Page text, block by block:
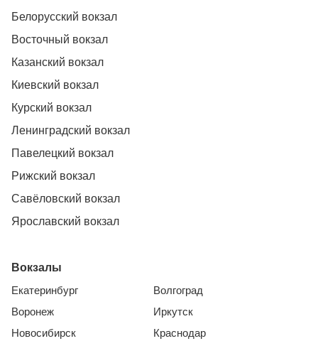
Белорусский вокзал
Восточный вокзал
Казанский вокзал
Киевский вокзал
Курский вокзал
Ленинградский вокзал
Павелецкий вокзал
Рижский вокзал
Савёловский вокзал
Ярославский вокзал
Вокзалы
Екатеринбург
Воронеж
Новосибирск
Волгоград
Иркутск
Краснодар